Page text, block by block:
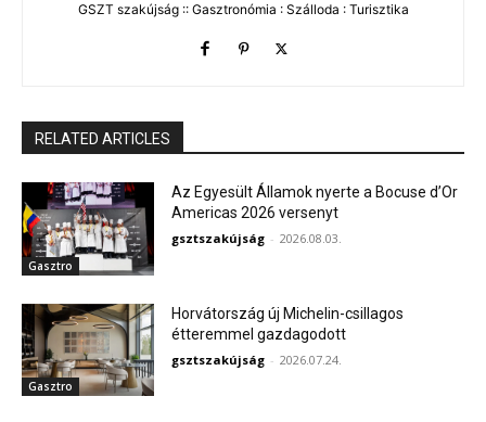
GSZT szakújság :: Gasztronómia : Szálloda : Turisztika
RELATED ARTICLES
Gasztro
Az Egyesült Államok nyerte a Bocuse d’Or
Americas 2026 versenyt
gsztszakújság - 2026.08.03.
Gasztro
Horvátország új Michelin-csillagos
étteremmel gazdagodott
gsztszakújság - 2026.07.24.